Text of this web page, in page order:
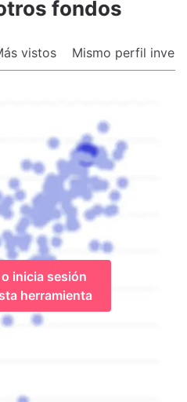
fondos
vistos Mismo perfil
inicia sesión
herramienta